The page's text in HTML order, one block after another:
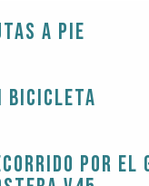
a pie
bicicleta
por el